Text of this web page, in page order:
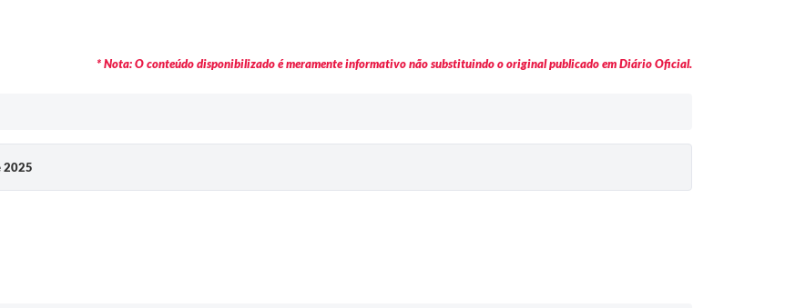
* Nota: O conteúdo disponibilizado é meramente informativo não substituindo o original publicado em Diário Oficial.
2025